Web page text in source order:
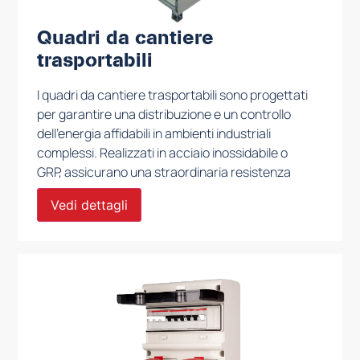
Quadri da cantiere
trasportabili
I quadri da cantiere trasportabili sono progettati
per garantire una distribuzione e un controllo
dell’energia affidabili in ambienti industriali
complessi. Realizzati in acciaio inossidabile o
GRP, assicurano una straordinaria resistenza
alla corrosione, agli urti e alle condizioni
operative più difficili.
multiple, conformi agli standard IEC e CEE. Sono
progettati per supportare vari livelli di tensione,
tipicamente da 230V a 400V, e sono dotati di
involucri protettivi con grado di protezione IP55
Vedi dettagli